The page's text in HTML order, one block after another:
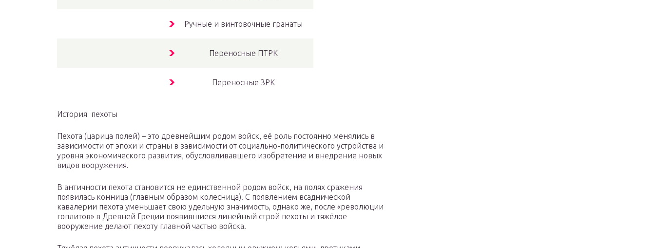
Ручные и винтовочные гранаты
Переносные ПТРК
Переносные ЗРК
История пехоты
Пехота (царица полей) – это древнейшим родом войск, её роль постоянно менялись в
зависимости от эпохи и страны в зависимости от социально-политического устройства и
уровня экономического развития, обусловливавшего изобретение и внедрение новых
видов вооружения.
В античности пехота становится не единственной родом войск, на полях сражения
появилась конница (главным образом колесница). С появлением всаднической
кавалерии пехота уменьшает свою удельную значимость, однако же, после «революции
гоплитов» в Древней Греции появившиеся линейный строй пехоты и тяжёлое
вооружение делают пехоту главной частью войска.